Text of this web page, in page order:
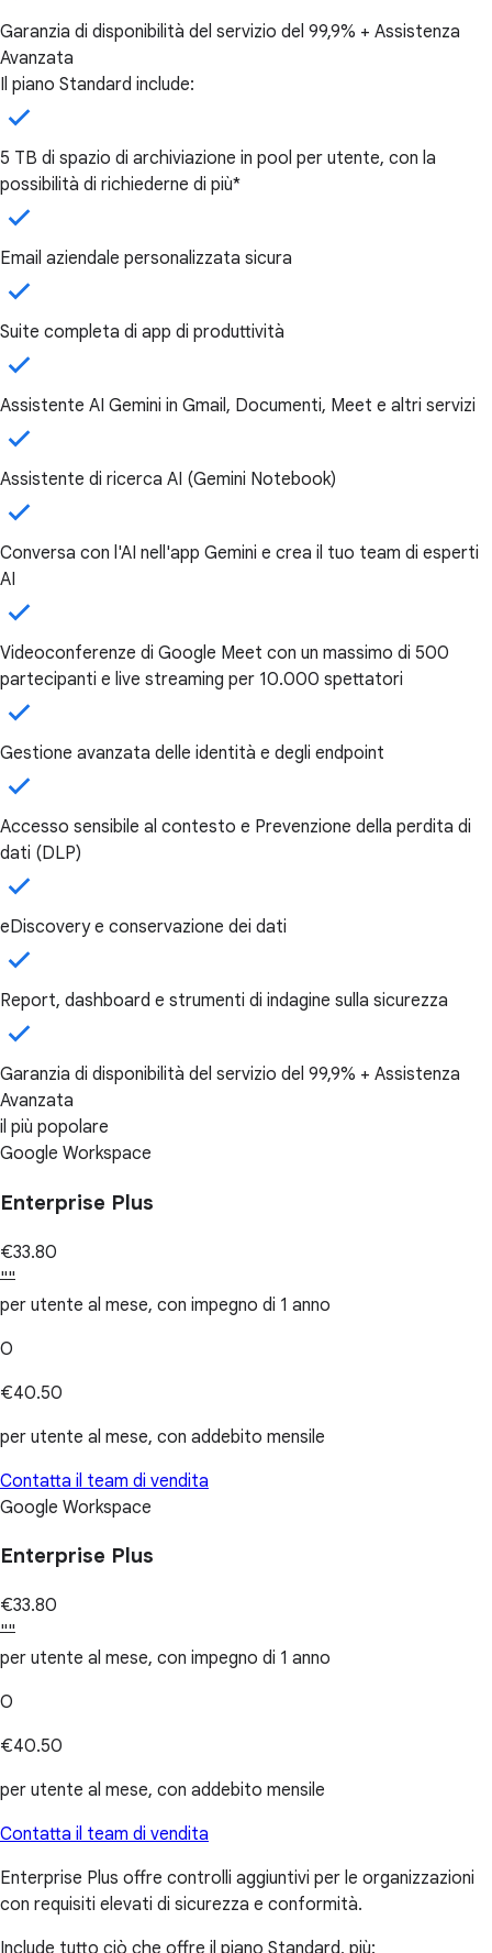
Garanzia di disponibilità del servizio del 99,9% + Assistenza
Avanzata
Il piano Standard include:
5 TB di spazio di archiviazione in pool per utente, con la
possibilità di richiederne di più*
Email aziendale personalizzata sicura
Suite completa di app di produttività
Assistente AI Gemini in Gmail, Documenti, Meet e altri servizi
Assistente di ricerca AI (Gemini Notebook)
Conversa con l'AI nell'app Gemini e crea il tuo team di esperti
AI
Videoconferenze di Google Meet con un massimo di 500
partecipanti e live streaming per 10.000 spettatori
Gestione avanzata delle identità e degli endpoint
Accesso sensibile al contesto e Prevenzione della perdita di
dati (DLP)
eDiscovery e conservazione dei dati
Report, dashboard e strumenti di indagine sulla sicurezza
Garanzia di disponibilità del servizio del 99,9% + Assistenza
Avanzata
il più popolare
Google Workspace
Enterprise Plus
€33.80
""
per utente al mese, con impegno di 1 anno
O
€40.50
per utente al mese, con addebito mensile
Contatta il team di vendita
Google Workspace
Enterprise Plus
€33.80
""
per utente al mese, con impegno di 1 anno
O
€40.50
per utente al mese, con addebito mensile
Contatta il team di vendita
Enterprise Plus offre controlli aggiuntivi per le organizzazioni
con requisiti elevati di sicurezza e conformità.